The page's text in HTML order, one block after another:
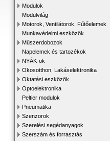
Modulok
Modulvilág
Motorok, Ventilátorok, Fűtőelemek
Munkavédelmi eszközök
Műszerdobozok
Napelemek és tartozékok
NYÁK-ok
Okosotthon, Lakáselektronika
Oktatási eszközök
Optoelektronika
Peltier modulok
Pneumatika
Szenzorok
Szerelési segédanyagok
Szerszám és forrasztás